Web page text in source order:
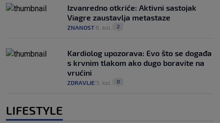
Izvanredno otkriće: Aktivni sastojak
Viagre zaustavlja metastaze
ZNANOST 6. kol. 2
Kardiolog upozorava: Evo što se događa
s krvnim tlakom ako dugo boravite na
vrućini
ZDRAVLJE 5. kol. 0
LIFESTYLE